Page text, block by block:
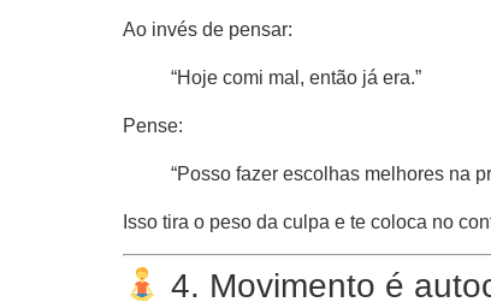
Ao invés de pensar:
“Hoje comi mal, então já era.”
Pense:
“Posso fazer escolhas melhores na
Isso tira o peso da culpa e te coloca no
4. Movimento é